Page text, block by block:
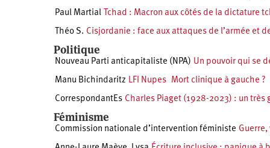
Paul Martial Tchad : Macron aux côtés de la dictature
Théo S. Cisjordanie : face aux attaques de l’armée et
Politique
Nouveau Parti anticapitaliste (NPA) Un pouvoir qui se
Manu Bichindaritz LFI Nupes Mort clinique à gauche ?
CorrespondantEs Charles Piaget (1928-2023) : un très
Féminisme
Commission nationale d’intervention féministe